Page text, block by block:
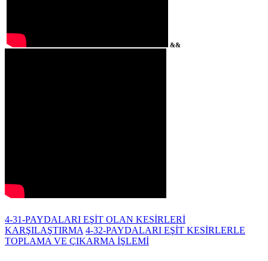
&&
4-31-PAYDALARI EŞİT OLAN KESİRLERİ
KARŞILAŞTIRMA 4-32-PAYDALARI EŞİT KESİRLERLE
TOPLAMA VE ÇIKARMA İŞLEMİ